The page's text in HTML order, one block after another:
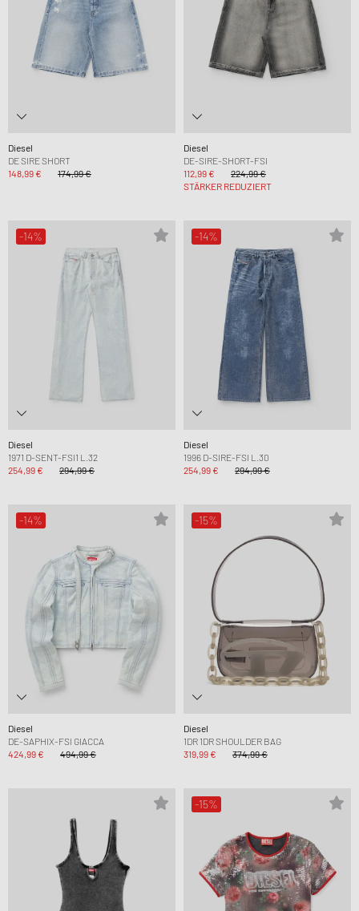
Diesel
DE SIRE SHORT
148,99 €
174,99 €
Diesel
DE-SIRE-SHORT-FSI
112,99 €
224,99 €
STÄRKER REDUZIERT
-14%
Diesel
1971 D-SENT-FSI1 L.32
254,99 €
294,99 €
-14%
Diesel
1996 D-SIRE-FSI L.30
254,99 €
294,99 €
-14%
Diesel
DE-SAPHIX-FSI GIACCA
424,99 €
494,99 €
-15%
Diesel
1DR 1DR SHOULDER BAG
319,99 €
374,99 €
-15%